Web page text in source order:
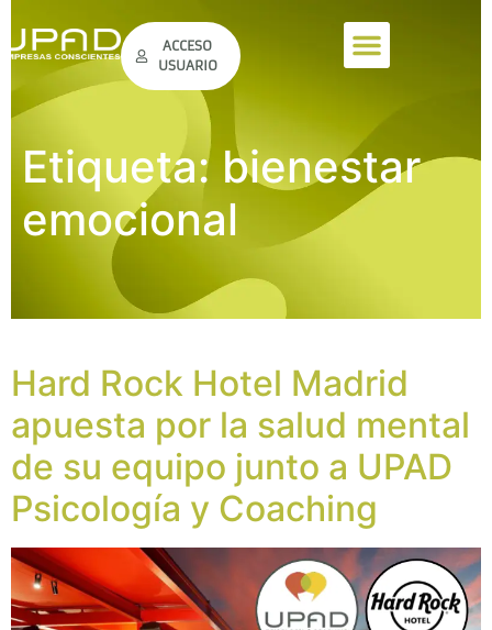
ACCESO
USUARIO
Etiqueta: bienestar
emocional
Hard Rock Hotel Madrid
apuesta por la salud mental
de su equipo junto a UPAD
Psicología y Coaching